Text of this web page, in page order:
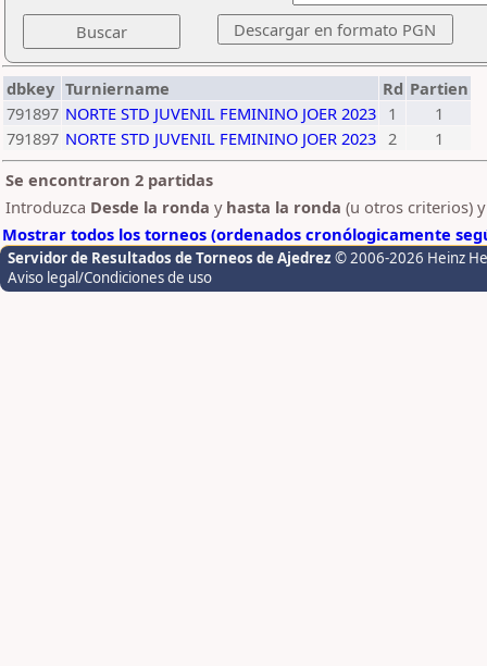
dbkey Turniername Rd Partien
791897 NORTE STD JUVENIL FEMININO JOER 2023 1
1
791897 NORTE STD JUVENIL FEMININO JOER 2023 2
1
Se encontraron 2 partidas
Introduzca Desde la ronda y hasta la ronda (u otros criterios)
Mostrar todos los torneos (ordenados cronólogicamente
Servidor de Resultados de Torneos de Ajedrez © 2006-2026 Heinz
Aviso legal/Condiciones de uso